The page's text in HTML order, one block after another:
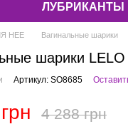
ЛУБРИКАНТЫ
НЕЕ Вагинальные шарики
шарики
Артикул: SO8685
4 288 грн